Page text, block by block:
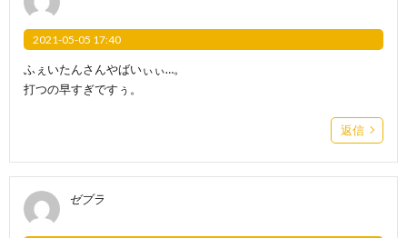
2021-05-05 17:40
ふぇいたんさんやばいぃぃ…。
打つの早すぎですぅ。
返信
ゼブラ